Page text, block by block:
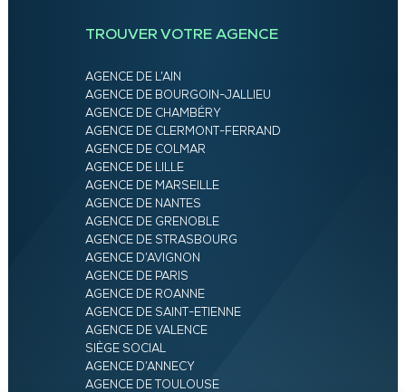
TROUVER VOTRE AGENCE
AGENCE DE L’AIN
AGENCE DE BOURGOIN-JALLIEU
AGENCE DE CHAMBÉRY
AGENCE DE CLERMONT-FERRAND
AGENCE DE COLMAR
AGENCE DE LILLE
AGENCE DE MARSEILLE
AGENCE DE NANTES
AGENCE DE GRENOBLE
AGENCE DE STRASBOURG
AGENCE D’AVIGNON
AGENCE DE PARIS
AGENCE DE ROANNE
AGENCE DE SAINT-ETIENNE
AGENCE DE VALENCE
SIÈGE SOCIAL
AGENCE D’ANNECY
AGENCE DE TOULOUSE